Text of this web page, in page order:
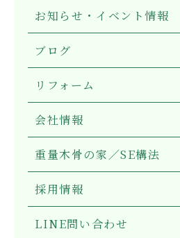
お知らせ・イベント情報
ブログ
リフォーム
会社情報
重量木骨の家／SE構法
採用情報
LINE問い合わせ